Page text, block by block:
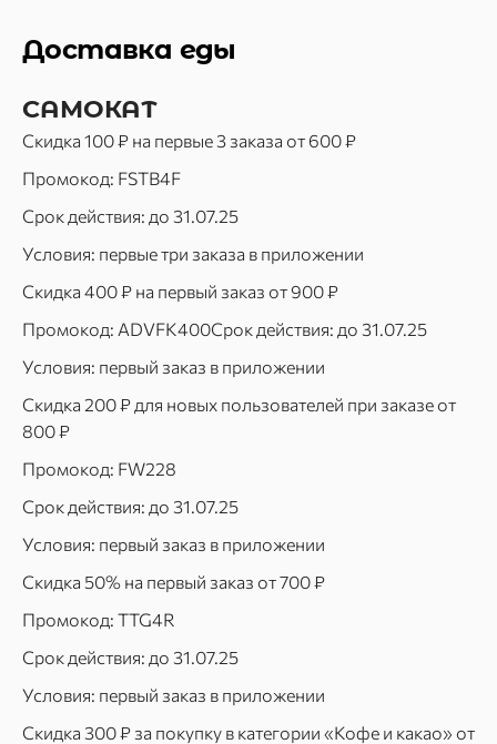
Доставка еды
САМОКАТ
Скидка 100 ₽ на первые 3 заказа от 600 ₽
Промокод: FSTB4F
Срок действия: до 31.07.25
Условия: первые три заказа в приложении
Скидка 400 ₽ на первый заказ от 900 ₽
Промокод: ADVFK400Срок действия: до 31.07.25
Условия: первый заказ в приложении
Скидка 200 ₽ для новых пользователей при заказе от
800 ₽
Промокод: FW228
Срок действия: до 31.07.25
Условия: первый заказ в приложении
Скидка 50% на первый заказ от 700 ₽
Промокод: TTG4R
Срок действия: до 31.07.25
Условия: первый заказ в приложении
Скидка 300 ₽ за покупку в категории «Кофе и какао» от